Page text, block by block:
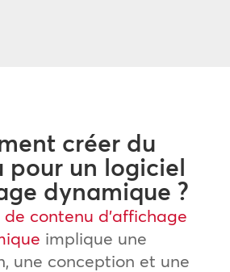
créer du
pour un logiciel
dynamique ?
contenu d’affichage
implique une
une conception et une